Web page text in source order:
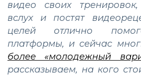
видео своих
вслух и постят
целей отлично
платформы, и сейчас
более «молодежный
рассказываем, на кого